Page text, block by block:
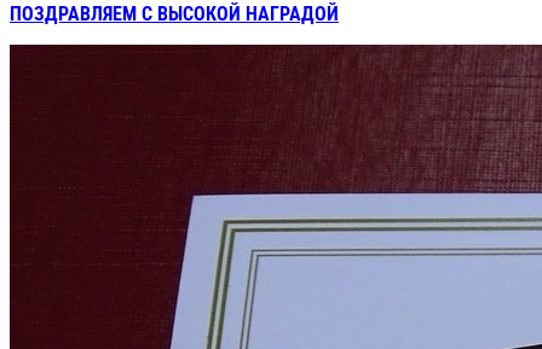
ПОЗДРАВЛЯЕМ С ВЫСОКОЙ НАГРАДОЙ